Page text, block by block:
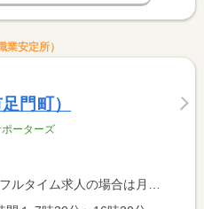
安定所）
門町）
ーターズ
額）、パート求人の場合は時間額を表示しています。